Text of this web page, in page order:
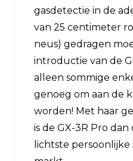
gasdetectie in de
van 25 centimeter
neus) gedragen
introductie van de
alleen sommige
genoeg om aan de
worden! Met haar
is de GX-3R Pro
lichtste